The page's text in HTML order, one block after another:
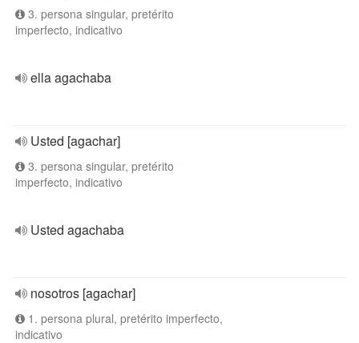
3. persona singular, pretérito
imperfecto, indicativo
ella agachaba
Usted [agachar]
3. persona singular, pretérito
imperfecto, indicativo
Usted agachaba
nosotros [agachar]
1. persona plural, pretérito imperfecto,
indicativo